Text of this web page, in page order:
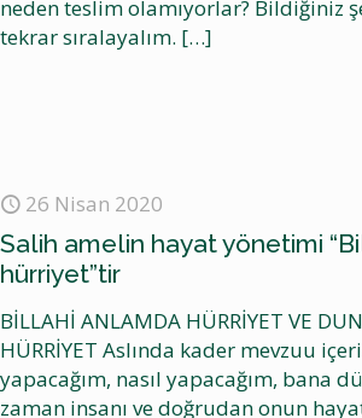
neden teslim olamıyorlar? Bildiğiniz
tekrar sıralayalım. […]
26 Nisan 2020
Salih amelin hayat yönetimi
hürriyet”tir
BİLLAHİ ANLAMDA HÜRRİYET VE
HÜRRİYET Aslında kader mevzuu
yapacağım, nasıl yapacağım, bana
zaman insanı ve doğrudan onun